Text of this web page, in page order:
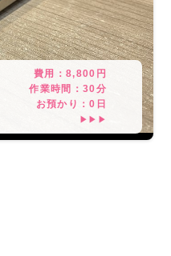
費用：8,800 円
作業時間： 30分
お預かり：0 日
▶▶▶